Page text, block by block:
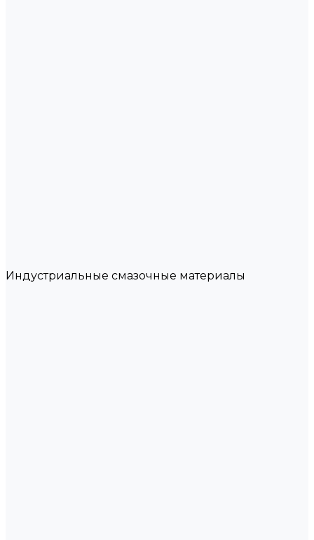
Индустриальные смазочные материалы